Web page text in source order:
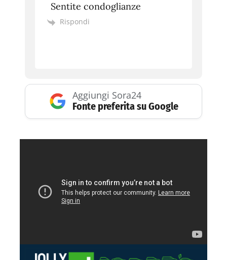
Sentite condoglianze
Rispondi
Aggiungi Sora24
Fonte preferita su Google